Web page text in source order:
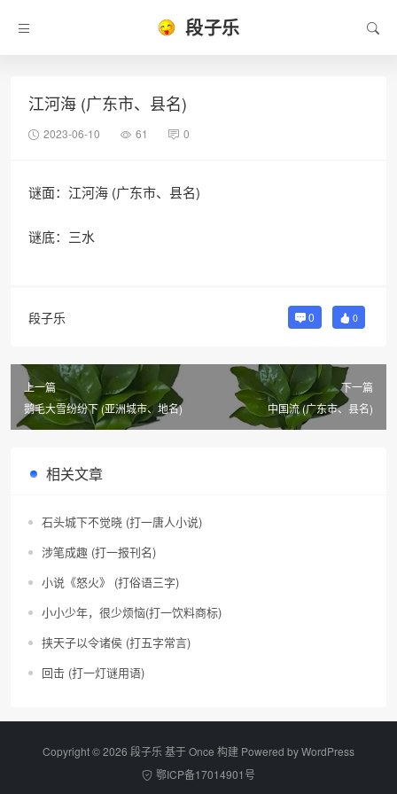
段子乐
江河海 (广东市、县名)
2023-06-10 61 0
谜面：江河海 (广东市、县名)
谜底：三水
段子乐 0 0
上一篇
鹅毛大雪纷纷下 (亚洲城市、地名)
下一篇
中国流 (广东市、县名)
相关文章
石头城下不觉晓 (打一唐人小说)
涉笔成趣 (打一报刊名)
小说《怒火》 (打俗语三字)
小小少年，很少烦恼(打一饮料商标)
挟天子以令诸侯 (打五字常言)
回击 (打一灯谜用语)
Copyright © 2026 段子乐 基于 Once 构建 Powered byWordPress
鄂ICP备17014901号